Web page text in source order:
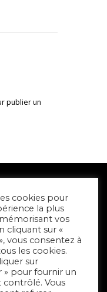
publier un
À NIORT
cookies pour
la plus
vos
cliquant sur «
vous consentez à
les cookies.
sur
» pour fournir un
Vous